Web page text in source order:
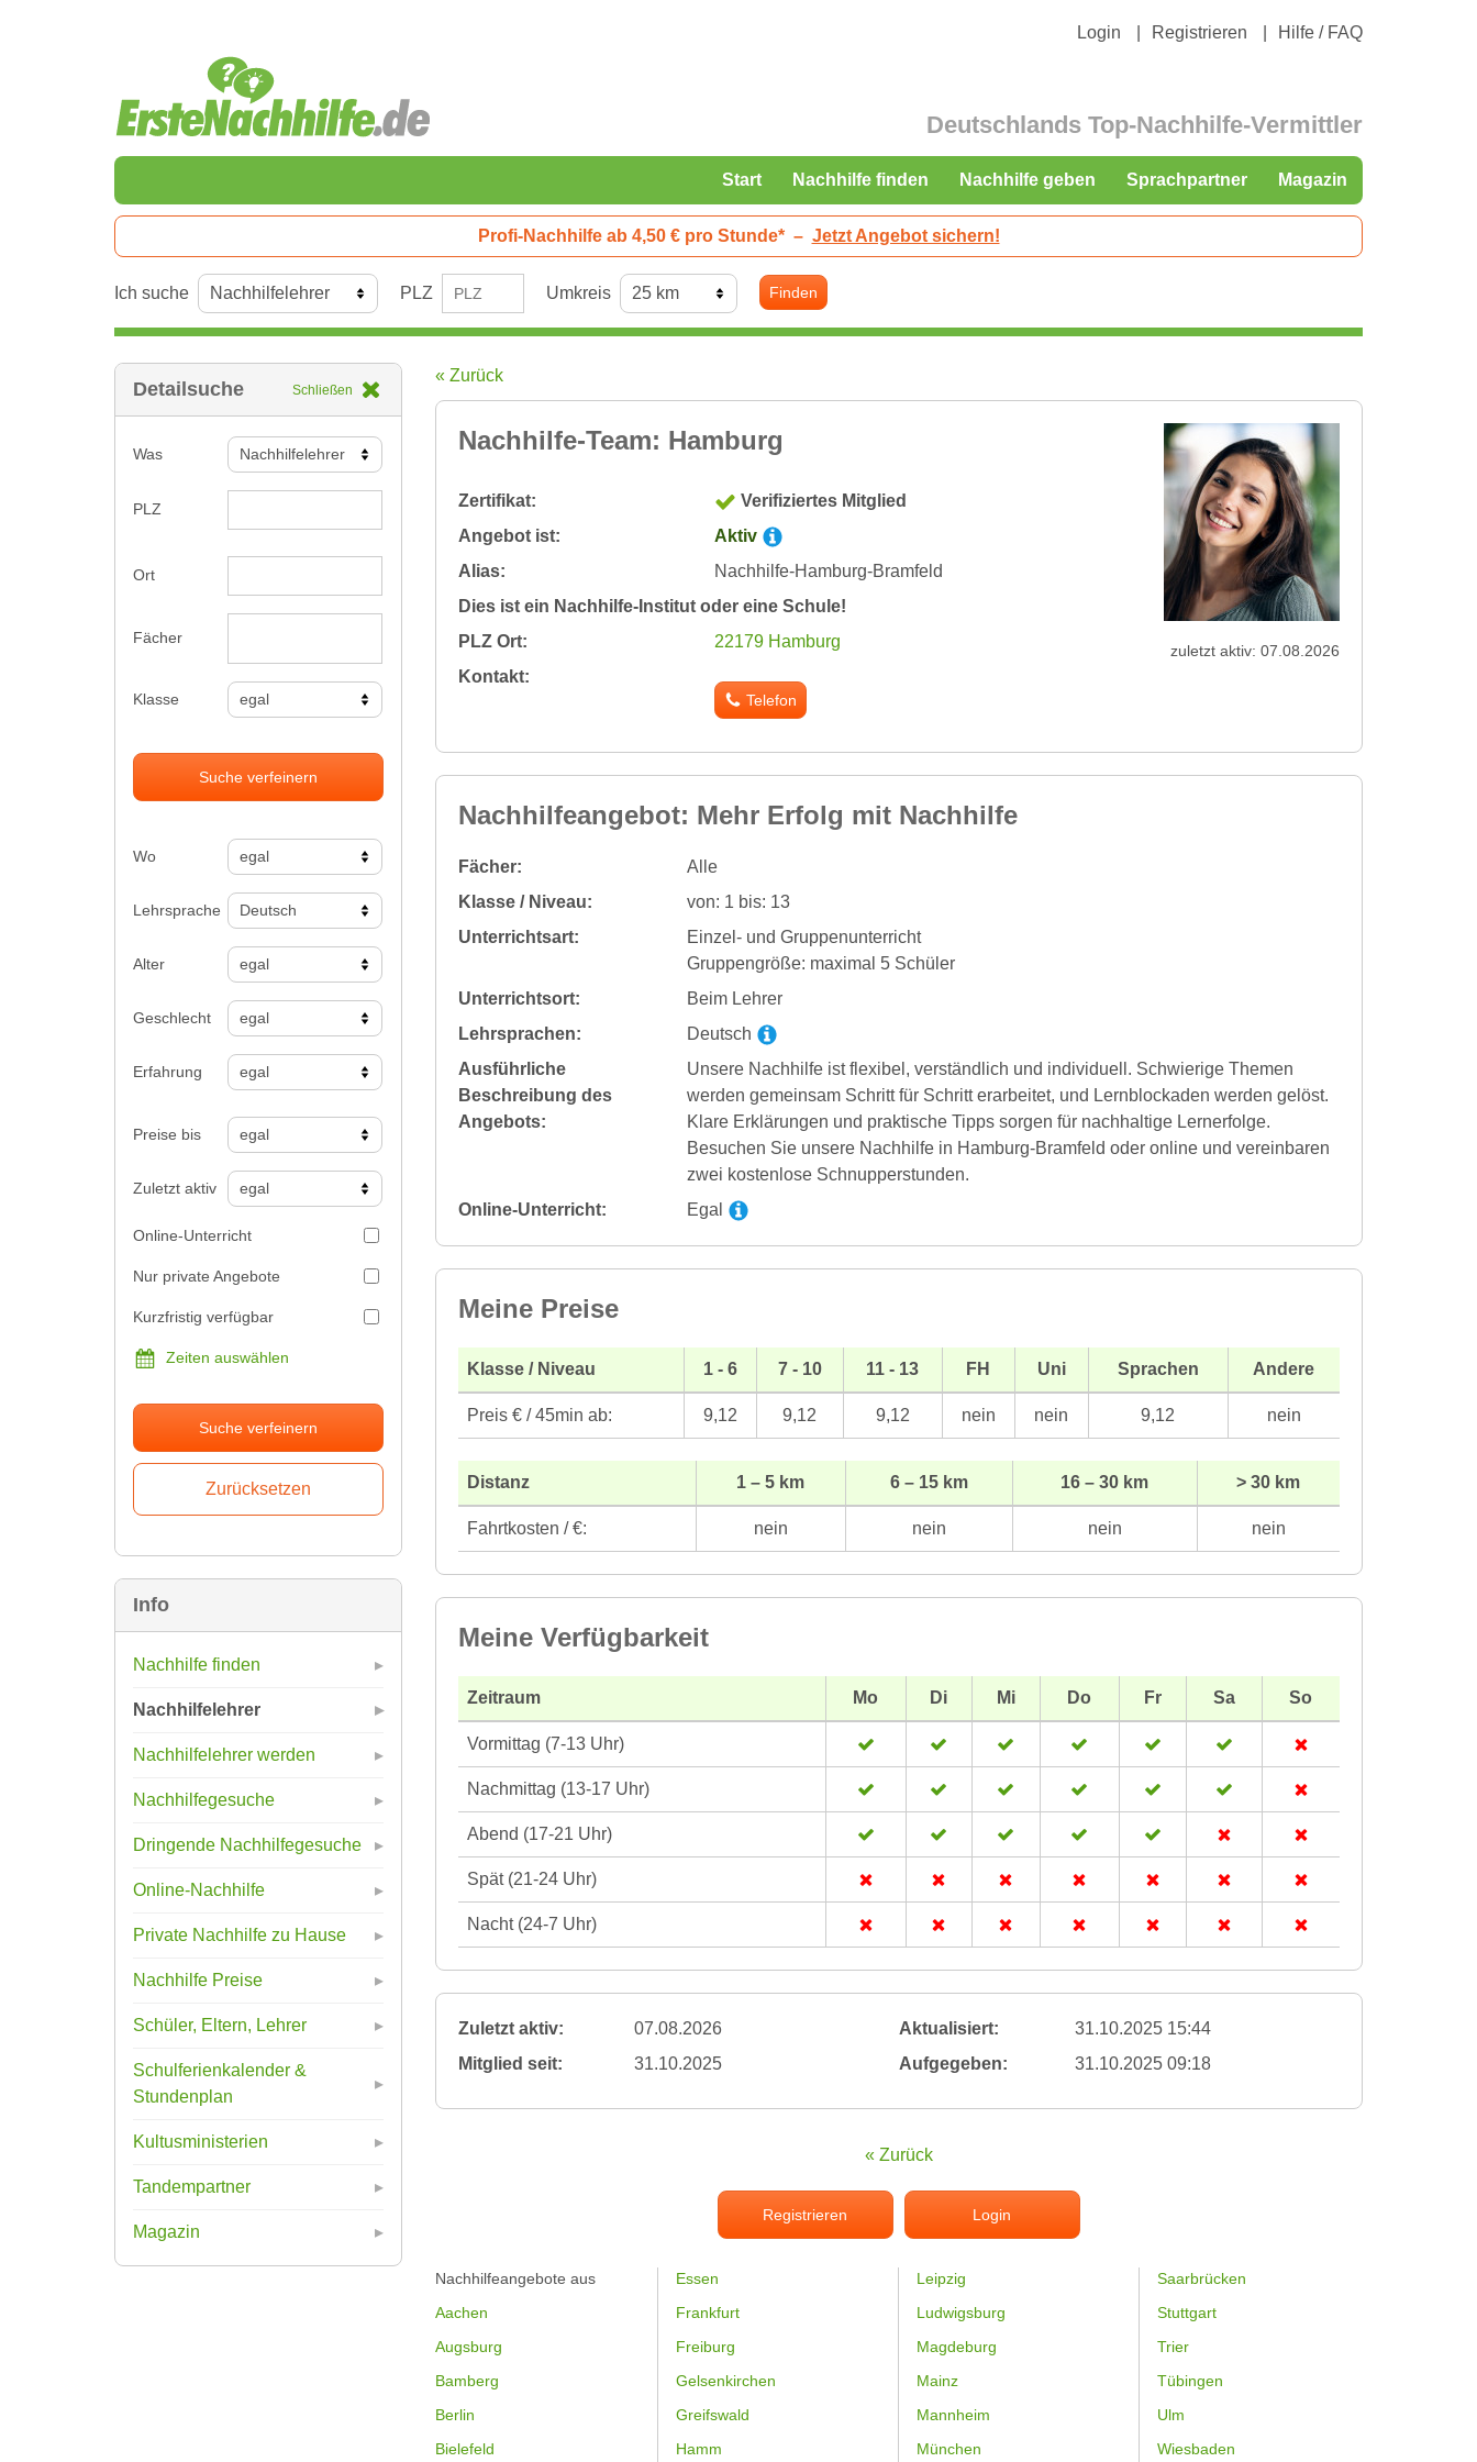
Login Registrieren Hilfe / FAQ
Deutschlands Top-Nachhilfe-Vermittler
Start Nachhilfe finden Nachhilfe geben Sprachpartner Magazin
Profi-Nachhilfe ab 4,50 € pro Stunde* – Jetzt Angebot sichern!
Ich suche PLZ Umkreis Finden
Detailsuche Schließen
Was
PLZ
Ort
Fächer
Klasse
Suche verfeinern
Wo
Lehrsprache
Alter
Geschlecht
Erfahrung
Preise bis
Zuletzt aktiv
Online-Unterricht
Nur private Angebote
Kurzfristig verfügbar
Zeiten auswählen
Suche verfeinern
Info
Nachhilfe finden
Nachhilfelehrer
Nachhilfelehrer werden
Nachhilfegesuche
Dringende Nachhilfegesuche
Online-Nachhilfe
Private Nachhilfe zu Hause
Nachhilfe Preise
Schüler, Eltern, Lehrer
Schulferienkalender &
Stundenplan
Kultusministerien
Tandempartner
Magazin
« Zurück
Nachhilfe-Team: Hamburg
Zertifikat:
Verifiziertes Mitglied
Angebot ist:
Aktiv
Alias:
Nachhilfe-Hamburg-Bramfeld
Dies ist ein Nachhilfe-Institut oder eine Schule!
PLZ Ort:
22179 Hamburg
Kontakt:
Telefon
zuletzt aktiv: 07.08.2026
Nachhilfeangebot: Mehr Erfolg mit Nachhilfe
Fächer:
Alle
Klasse / Niveau:
von: 1 bis: 13
Unterrichtsart:
Einzel- und Gruppenunterricht
Gruppengröße: maximal 5 Schüler
Unterrichtsort:
Beim Lehrer
Lehrsprachen:
Deutsch
Ausführliche
Beschreibung des
Angebots:
Unsere Nachhilfe ist flexibel, verständlich und individuell. Schwierige Themen
werden gemeinsam Schritt für Schritt erarbeitet, und Lernblockaden werden gelöst.
Klare Erklärungen und praktische Tipps sorgen für nachhaltige Lernerfolge.
Besuchen Sie unsere Nachhilfe in Hamburg-Bramfeld oder online und vereinbaren
zwei kostenlose Schnupperstunden.
Online-Unterricht:
Egal
Meine Preise
Klasse / Niveau 1 - 6 7 - 10 11 - 13 FH Uni Sprachen Andere
Preis € / 45min ab: 9,12 9,12 9,12 nein nein 9,12 nein
Distanz 1 – 5 km 6 – 15 km 16 – 30 km > 30 km
Fahrtkosten / €: nein nein nein nein
Meine Verfügbarkeit
Zeitraum Mo Di Mi Do Fr Sa So
Vormittag (7-13 Uhr)
Nachmittag (13-17 Uhr)
Abend (17-21 Uhr)
Spät (21-24 Uhr)
Nacht (24-7 Uhr)
Zuletzt aktiv: 07.08.2026 Aktualisiert:
31.10.2025 15:44
Mitglied seit:
31.10.2025 Aufgegeben: 31.10.2025 09:18
« Zurück
Registrieren Login
Nachhilfeangebote aus
Aachen
Augsburg
Bamberg
Berlin
Bielefeld
Essen
Frankfurt
Freiburg
Gelsenkirchen
Greifswald
Hamm
Leipzig
Ludwigsburg
Magdeburg
Mainz
Mannheim
München
Saarbrücken
Stuttgart
Trier
Tübingen
Ulm
Wiesbaden